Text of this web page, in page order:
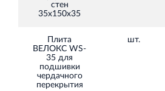
стен
35х150х35
Плита
ВЕЛОКС WS-
35 для
подшивки
чердачного
перекрытия
шт.